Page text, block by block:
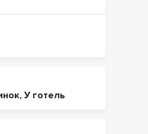
, У готель